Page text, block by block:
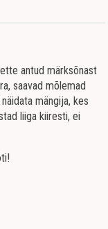
antud märksõnast
saavad mõlemad
mängija, kes
liiga kiiresti, ei